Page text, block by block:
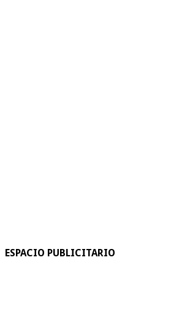
ESPACIO PUBLICITARIO